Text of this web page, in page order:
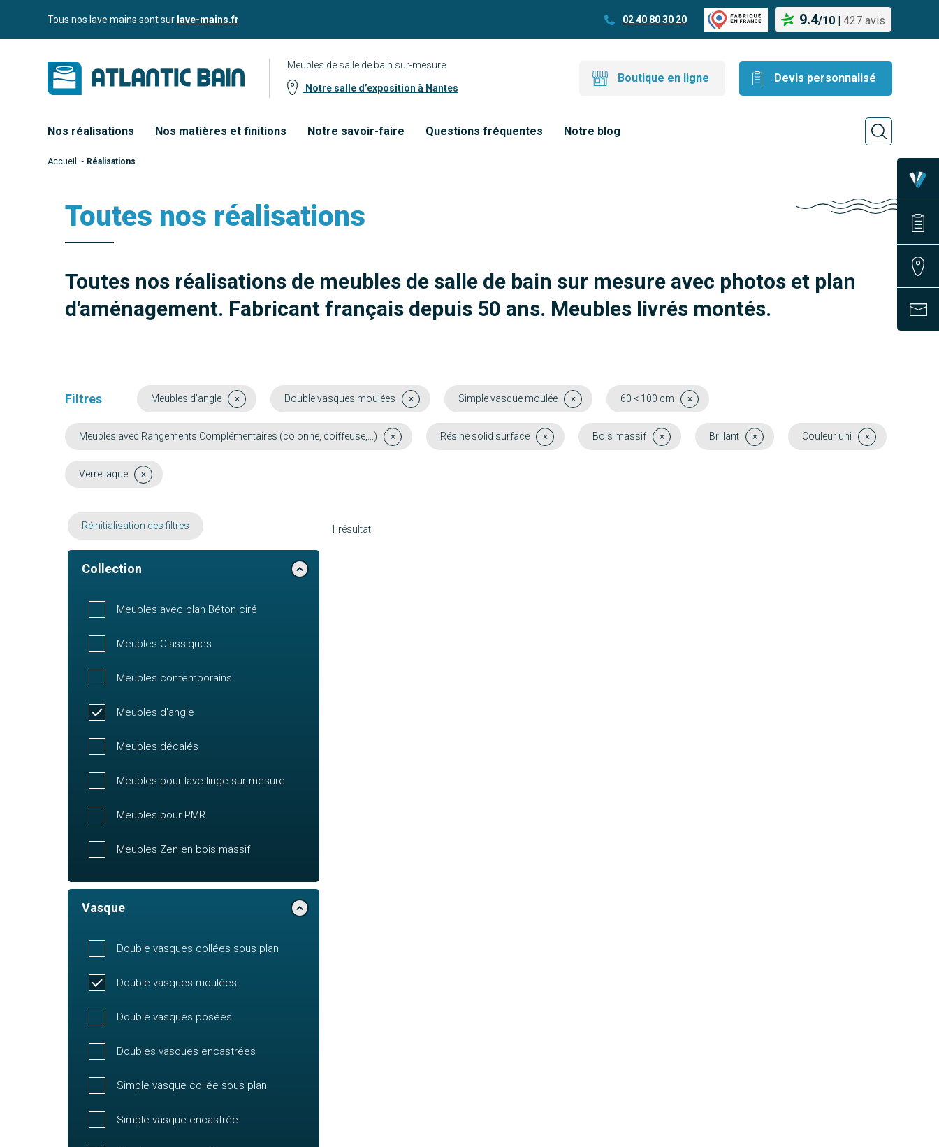
Aller auTous nos lave mains sont sur lave-mains.fr 02 40 80 30 20 9.4/10 | 427 avis
Meubles de salle de bain sur-mesure.
Notre salle d’exposition à Nantes
Boutique en ligne Devis personnalisé
Nos réalisations Nos matières et finitions Notre savoir-faire Questions fréquentes Notre blog
Accueil ~ Réalisations
Toutes nos réalisations
Toutes nos réalisations de meubles de salle de bain sur mesure avec photos et plan
d'aménagement. Fabricant français depuis 50 ans. Meubles livrés montés.
Filtres Meubles d'angle Double vasques moulées Simple vasque moulée 60 < 100 cm
Meubles avec Rangements Complémentaires (colonne, coiffeuse,...) Résine solid surface Bois massif Brillant Couleur uni
Verre laqué
Réinitialisation des filtres
Collection
Meubles avec plan Béton ciré
Meubles Classiques
Meubles contemporains
Meubles d'angle
Meubles décalés
Meubles pour lave-linge sur mesure
Meubles pour PMR
Meubles Zen en bois massif
Vasque
Double vasques collées sous plan
Double vasques moulées
Double vasques posées
Doubles vasques encastrées
Simple vasque collée sous plan
Simple vasque encastrée
1 résultat